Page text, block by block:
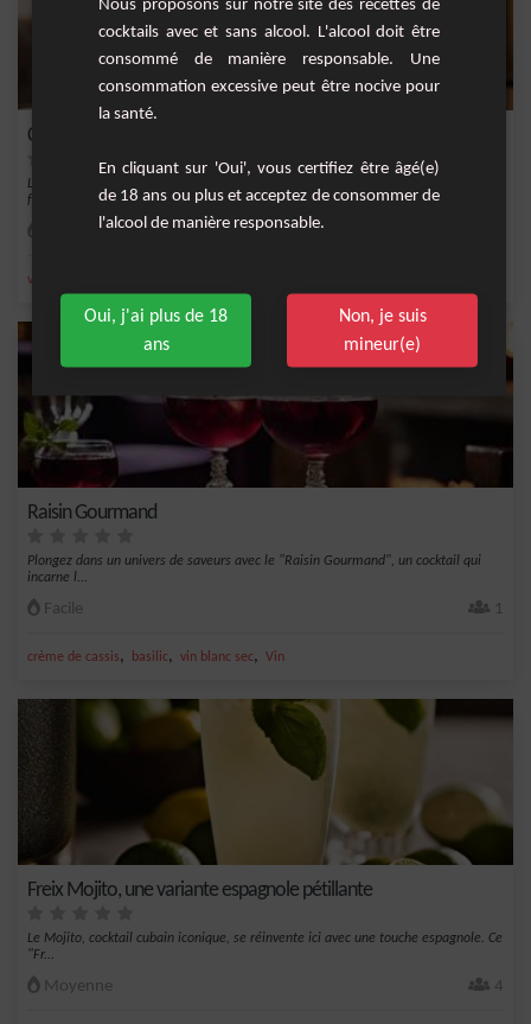
Cocktail d'Été à la Pêche et au Vin Rosé
Le "Cocktail d'Été à la Pêche et au Vin Rosé" est une boisson rafraîchissante et
fruité...
vin rosé
Raisin Gourmand
Plongez dans un univers de saveurs avec le "Raisin Gourmand", un cocktail qui
incarne l...
Facile 1
crème de cassis, basilic, vin blanc sec, Vin
Freix Mojito, une variante espagnole pétillante
Le Mojito, cocktail cubain iconique, se réinvente ici avec une touche espagnole. Ce
"Fr...
Moyenne 4
Nous proposons sur notre site des recettes de
cocktails avec et sans alcool. L'alcool doit être
consommé de manière responsable. Une
consommation excessive peut être nocive pour
la santé.
En cliquant sur 'Oui', vous certifiez être âgé(e)
de 18 ans ou plus et acceptez de consommer de
l'alcool de manière responsable.
Oui, j'ai plus de 18
ans
Non, je suis
mineur(e)